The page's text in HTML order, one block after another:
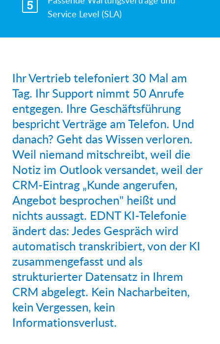
Service Level (SLA)
Ihr Vertrieb telefoniert 30 Mal am
Tag. Ihr Support nimmt 50 Anrufe
entgegen. Ihre Geschäftsführung
bespricht Verträge am Telefon. Und
danach? Geht das Wissen verloren.
Weil niemand mitschreibt, weil die
Notiz im Outlook versandet, weil der
CRM-Eintrag „Kunde angerufen,
Angebot besprochen" heißt und
nichts aussagt. EDNT KI-Telefonie
ändert das: Jedes Gespräch wird
automatisch transkribiert, von der KI
zusammengefasst und als
strukturierter Datensatz in Ihrem
CRM abgelegt. Kein Nacharbeiten,
kein Vergessen, kein
Informationsverlust.